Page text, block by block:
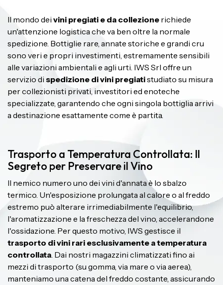
Il mondo dei vini pregiati e da collezione richiede
un'attenzione logistica che va ben oltre la normale
spedizione. Bottiglie rare, annate storiche e grandi cru
sono veri e propri investimenti, estremamente sensibili
alle variazioni ambientali e agli urti. IWS Srl offre un
servizio di spedizione di vini pregiatistudiato su misura
per collezionisti privati, investitori ed enoteche
specializzate, garantendo che ogni singola bottiglia arrivi
a destinazione esattamente come è partita.
Trasporto a Temperatura Controllata: Il
Segreto per Preservare il Vino
Il nemico numero uno dei vini d'annata è lo sbalzo
termico. Un'esposizione prolungata al calore o al freddo
estremo può alterare irrimediabilmente l'equilibrio,
l'aromatizzazione e la freschezza del vino, accelerandone
l'ossidazione. Per questo motivo, IWS gestisce il
trasporto di vini rari esclusivamente a temperatura
controllata. Dai nostri magazzini climatizzati fino ai
mezzi di trasporto (su gomma, via mare o via aerea),
manteniamo una catena del freddo costante, assicurando